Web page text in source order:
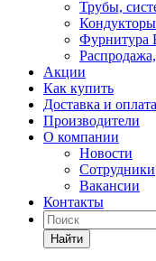
Трубы,
Фурнитура
Акции
Как купить
Доставка и оплата
Производители
О компании
Новости
Сотрудники
Вакансии
Контакты
Найти